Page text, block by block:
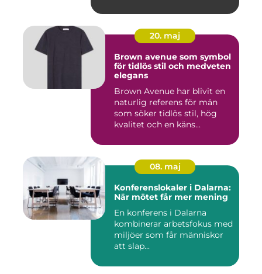
20. maj
Brown avenue som symbol
för tidlös stil och medveten
elegans
Brown Avenue har blivit en
naturlig referens för män
som söker tidlös stil, hög
kvalitet och en käns...
08. maj
Konferenslokaler i Dalarna:
När mötet får mer mening
En konferens i Dalarna
kombinerar arbetsfokus med
miljöer som får människor
att slap...